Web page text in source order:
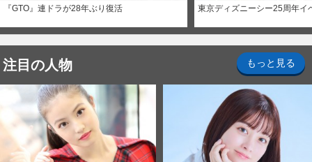
『GTO』連ドラが28年ぶり復活 東京ディズニーシー25周年イ
注目の人物 もっと見る